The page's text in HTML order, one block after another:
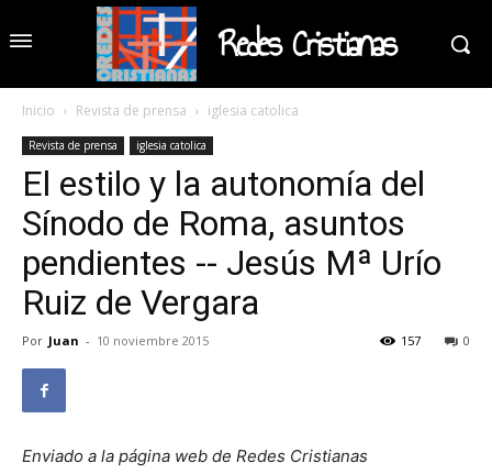
Redes Cristianas
Inicio Revista de prensa iglesia catolica
Revista de prensa iglesia catolica
El estilo y la autonomía del
Sínodo de Roma, asuntos
pendientes -- Jesús Mª Urío
Ruiz de Vergara
Por Juan - 10 noviembre 2015 0
157
Enviado a la página web de Redes Cristianas